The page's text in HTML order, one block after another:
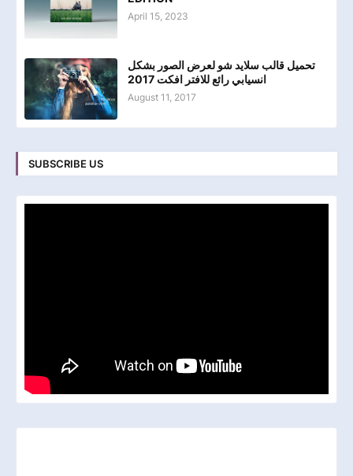
April 15, 2023
تحميل قالب سلايد شو لعرض الصور بشكل
انسيابي رائع للافتر افكت 2017
August 11, 2017
SUBSCRIBE US